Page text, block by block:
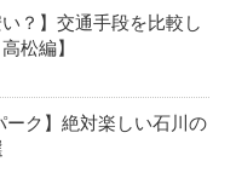
い？】交通手段を比較し
松編】
ーク】絶対楽しい石川の